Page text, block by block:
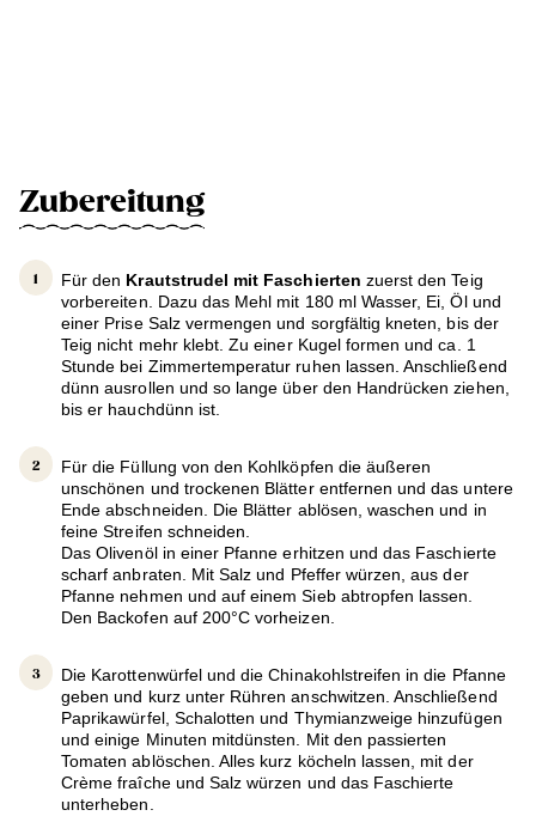
Zubereitung
Für den Krautstrudel mit Faschierten zuerst den Teig
vorbereiten. Dazu das Mehl mit 180 ml Wasser, Ei, Öl und
einer Prise Salz vermengen und sorgfältig kneten, bis der
Teig nicht mehr klebt. Zu einer Kugel formen und ca. 1
Stunde bei Zimmertemperatur ruhen lassen. Anschließend
dünn ausrollen und so lange über den Handrücken ziehen,
bis er hauchdünn ist.
Für die Füllung von den Kohlköpfen die äußeren
unschönen und trockenen Blätter entfernen und das untere
Ende abschneiden. Die Blätter ablösen, waschen und in
feine Streifen schneiden.
Das Olivenöl in einer Pfanne erhitzen und das Faschierte
scharf anbraten. Mit Salz und Pfeffer würzen, aus der
Pfanne nehmen und auf einem Sieb abtropfen lassen.
Den Backofen auf 200°C vorheizen.
Die Karottenwürfel und die Chinakohlstreifen in die Pfanne
geben und kurz unter Rühren anschwitzen. Anschließend
Paprikawürfel, Schalotten und Thymianzweige hinzufügen
und einige Minuten mitdünsten. Mit den passierten
Tomaten ablöschen. Alles kurz köcheln lassen, mit der
Crème fraîche und Salz würzen und das Faschierte
unterheben.